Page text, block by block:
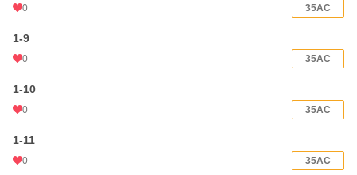
0 35AC
1-9
0 35AC
1-10
0 35AC
1-11
0 35AC